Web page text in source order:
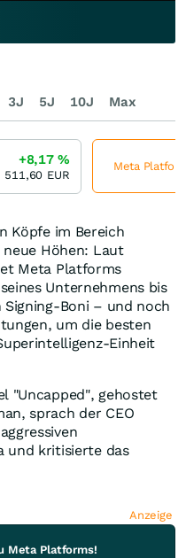
Köpfe im Bereich
Höhen: Laut
Meta Platforms
Unternehmens bis
Boni – und noch
um die besten
Einheit
"Uncapped", gehostet
sprach der CEO
und kritisierte das
Anzeige
Meta Platforms!
3J 5J 10J Max
+8,17%
511,60 EUR
Meta